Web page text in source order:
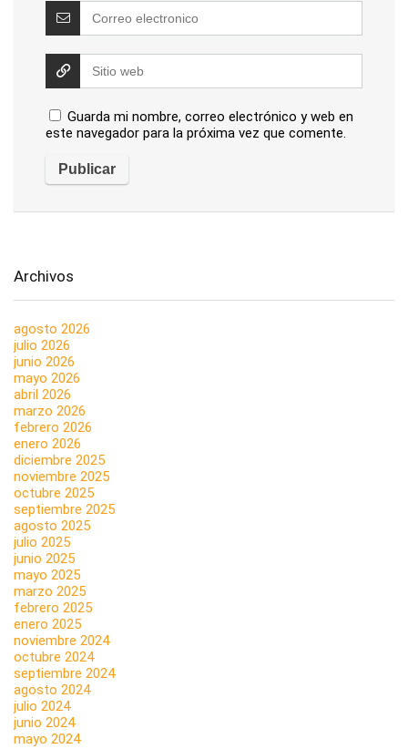
Guarda mi nombre, correo electrónico y web en
este navegador para la próxima vez que comente.
Archivos
agosto 2026
julio 2026
junio 2026
mayo 2026
abril 2026
marzo 2026
febrero 2026
enero 2026
diciembre 2025
noviembre 2025
octubre 2025
septiembre 2025
agosto 2025
julio 2025
junio 2025
mayo 2025
marzo 2025
febrero 2025
enero 2025
noviembre 2024
octubre 2024
septiembre 2024
agosto 2024
julio 2024
junio 2024
mayo 2024